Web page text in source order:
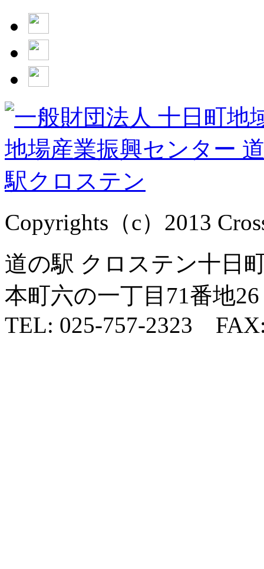
Copyrights（c）2013
道の駅 クロステン十日
本町六の一丁目71番地26
TEL: 025-757-2323